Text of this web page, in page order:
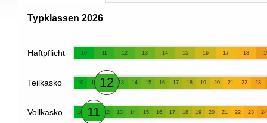
Typklassen 2026
Haftpflicht 10 11 12 13 14 15 16 17 18
Teilkasko 10 11 12 13 14 15 16 17 18 19 20 21 22 23
Vollkasko 10 11 12 13 14 15 16 17 18 19 20 21 22 23 24